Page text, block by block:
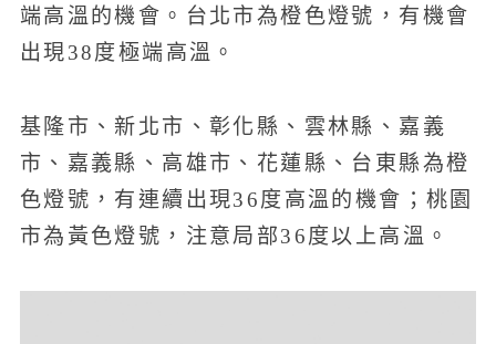
端高溫的機會。台北市為橙色燈號，有機會
出現38度極端高溫。
基隆市、新北市、彰化縣、雲林縣、嘉義
市、嘉義縣、高雄市、花蓮縣、台東縣為橙
色燈號，有連續出現36度高溫的機會；桃園
市為黃色燈號，注意局部36度以上高溫。